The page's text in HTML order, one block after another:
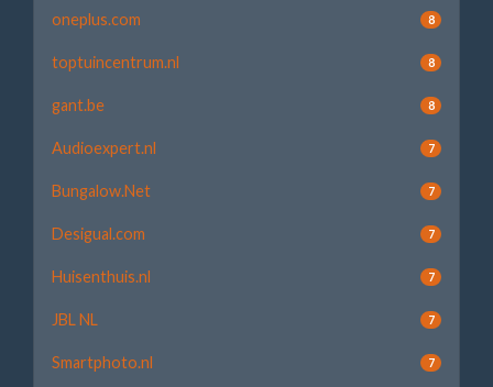
oneplus.com 8
toptuincentrum.nl 8
gant.be 8
Audioexpert.nl 7
Bungalow.Net 7
Desigual.com 7
Huisenthuis.nl 7
JBL NL 7
Smartphoto.nl 7